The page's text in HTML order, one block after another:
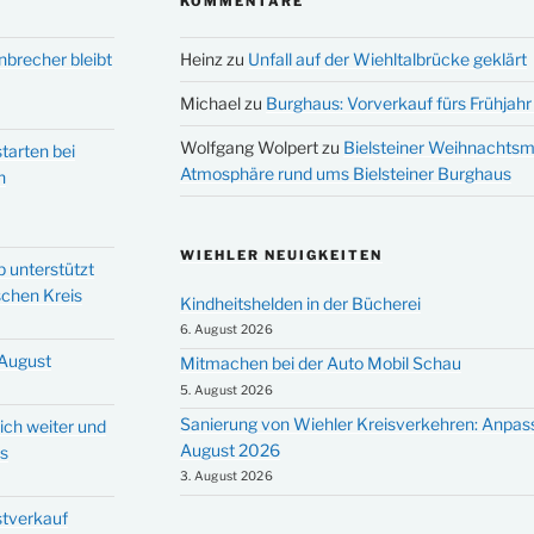
bleibt
bei
unterstützt
Kreis
weiter und
Heinz zu Unfall auf der Wiehltalbrücke geklärt
Michaelzu Burghaus: Vorverkauf fürs
Wolfgang Wolpertzu Bielsteiner
Atmosphäre rund ums Bielsteiner Burghaus
WIEHLER NEUIGKEITEN
Kindheitshelden in der Bücherei
6. August 2026
Mitmachen bei der Auto Mobil Schau
5. August 2026
Sanierung von Wiehler Kreisverkehren:
August 2026
3. August 2026